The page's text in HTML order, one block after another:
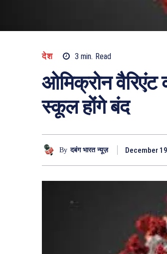
देश 3 min. Read
ओमिक्रोन
स्कूल होंगे बंद
By दबंग भारत न्यूज़ December